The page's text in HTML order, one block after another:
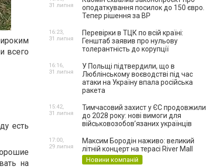
всего
есть
на
оподаткування посилок до 150 євро.
Тепер рішення за ВР
31 липня
Перевірки в ТЦК по всій країні:
Генштаб заявив про нульову
толерантність до корупції
16:23,
31 липня
У Польщі підтвердили, що в
Люблінському воєводстві під час
атаки на Україну впала російська
ракета
16:16,
31 липня
Тимчасовий захист у ЄС продовжили
до 2028 року: нові вимоги для
військовозобов’язаних українців
15:42,
31 липня
Максим Бородін наживо: великий
літній концерт на терасі River Mall
Новини компаній
17:00,
29 липня